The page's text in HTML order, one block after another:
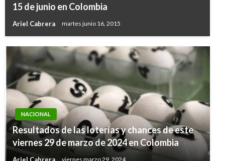
15 de junio en Colombia
Ariel Cabrera martes junio 16, 2015
NACIONAL
Resultados de las loterías y chances de este
viernes 29 de marzo de 2024 en Colombia
viernes marzo 29, 2024